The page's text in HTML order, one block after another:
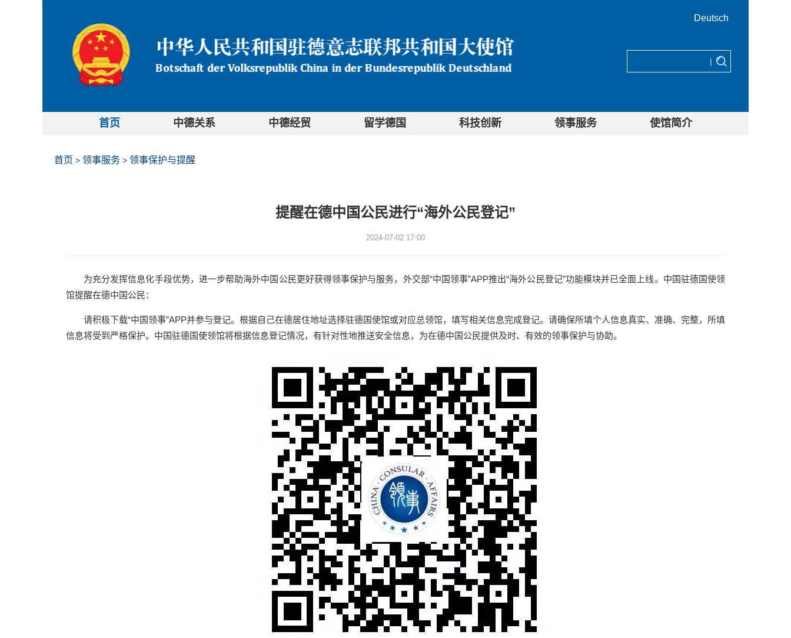
Deutsch
|
首页 中德关系 中德经贸 留学德国 科技创新 领事服务 使馆简介
首页 > 领事服务 > 领事保护与提醒
提醒在德中国公民进行“海外公民登记”
2024-07-02 17:00
为充分发挥信息化手段优势，进一步帮助海外中国公民更好获得领事保护与服务，外交部“中国领事”APP推出“海外公民登记”功能模块并已全面上线。中国驻德国使领
馆提醒在德中国公民：
请积极下载“中国领事”APP并参与登记。根据自己在德居住地址选择驻德国使馆或对应总领馆，填写相关信息完成登记。请确保所填个人信息真实、准确、完整，所填
信息将受到严格保护。中国驻德国使领馆将根据信息登记情况，有针对性地推送安全信息，为在德中国公民提供及时、有效的领事保护与协助。